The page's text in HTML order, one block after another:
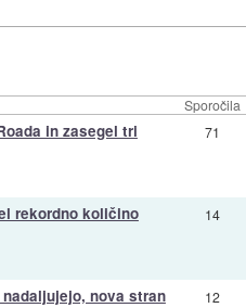
Sporočila
in zasegel tri 71
rekordno količino 14
nova stran 12